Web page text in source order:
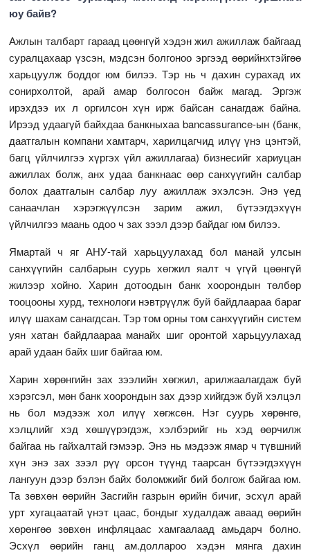
юу байв?
Ажлын талбарт гараад цөөнгүй хэдэн жил ажиллаж байгаад
суралцахаар үзсэн, мэдсэн болгоноо эргээд өөрийнхтэйгөө
харьцуулж боддог юм билээ. Тэр нь ч дахин сурахад их
сонирхолтой, арай амар болгосон байж магад. Эргэж
ирэхдээ их л оргилсон хүн ирж байсан санагдаж байна.
Ирээд удаагүй байхдаа банкныхаа bancassurance-ын (банк,
даатгалын компани хамтарч, харилцагчид илүү үнэ цэнтэй,
багц үйлчилгээ хүргэх үйл ажиллагаа) бизнесийг хариуцан
ажиллах болж, анх удаа банкнаас өөр санхүүгийн салбар
болох даатгалын салбар луу ажиллаж эхэлсэн. Энэ үед
санаачлан хэрэгжүүлсэн зарим ажил, бүтээгдэхүүн
үйлчилгээ маань одоо ч зах зээл дээр байдаг юм билээ.
Ямартай ч яг АНУ-тай харьцуулахад бол манай улсын
санхүүгийн салбарын суурь хөгжил яалт ч үгүй цөөнгүй
жилээр хойно. Харин дотоодын банк хоорондын төлбөр
тооцооны хурд, технологи нэвтрүүлж буй байдлаараа бараг
илүү шахам санагдсан. Тэр том орны том санхүүгийн систем
уян хатан байдлаараа манайх шиг оронтой харьцуулахад
арай удаан байх шиг байгаа юм.
Харин хөрөнгийн зах зээлийн хөгжил, арилжаалагдаж буй
хэрэгсэл, мөн банк хоорондын зах дээр хийгдэж буй хэлцэл
нь бол мэдээж хол илүү хөгжсөн. Нэг суурь хөрөнгө,
хэлцлийг хэд хөшүүрэгдэж, хэлбэрийг нь хэд өөрчилж
байгаа нь гайхалтай гэмээр. Энэ нь мэдээж ямар ч түвшний
хүн энэ зах зээл рүү орсон түүнд таарсан бүтээгдэхүүн
лангуун дээр бэлэн байх боломжийг бий болгож байгаа юм.
Та зөвхөн өөрийн Засгийн газрын өрийн бичиг, эсхүл арай
урт хугацаатай үнэт цаас, бондыг худалдаж аваад өөрийн
хөрөнгөө зөвхөн инфляцаас хамгаалаад амьдарч болно.
Эсхүл өөрийн ганц ам.доллароо хэдэн мянга дахин